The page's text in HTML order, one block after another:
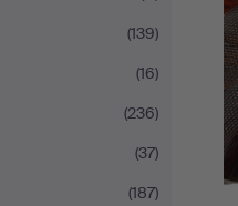
(139)
(16)
(236)
(37)
(187)